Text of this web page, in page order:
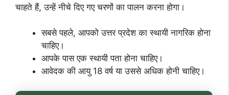
चाहते हैं, उन्हें नीचे दिए गए चरणों का पालन करना होगा।
सबसे पहले, आपको उत्तर प्रदेश का स्थायी नागरिक होना
चाहिए।
आपके पास एक स्थायी पता होना चाहिए।
आवेदक की आयु 18 वर्ष या उससे अधिक होनी चाहिए।